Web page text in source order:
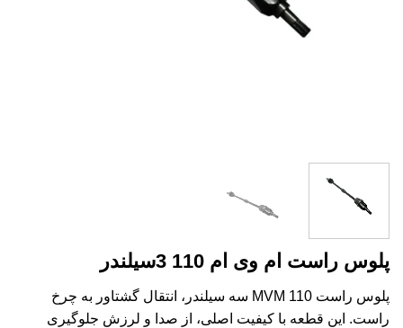
پلوس راست ام وی ام 110 3سیلندر
پلوس راست MVM 110 سه سیلندر، انتقال گشتاور به چرخ
راست. این قطعه با کیفیت اصلی، از صدا و لرزش جلوگیری